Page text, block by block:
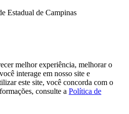
Estadual de Campinas
melhor experiência, melhorar o
interage em nosso site e
este site, você concorda com o
consulte a Política de